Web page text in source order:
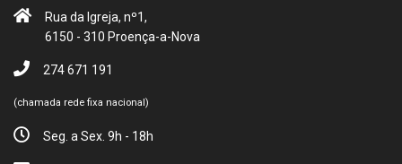
Rua da Igreja, nº1,
6150 - 310 Proença-a-Nova
274 671 191
(chamada rede fixa nacional)
Seg. a Sex. 9h - 18h